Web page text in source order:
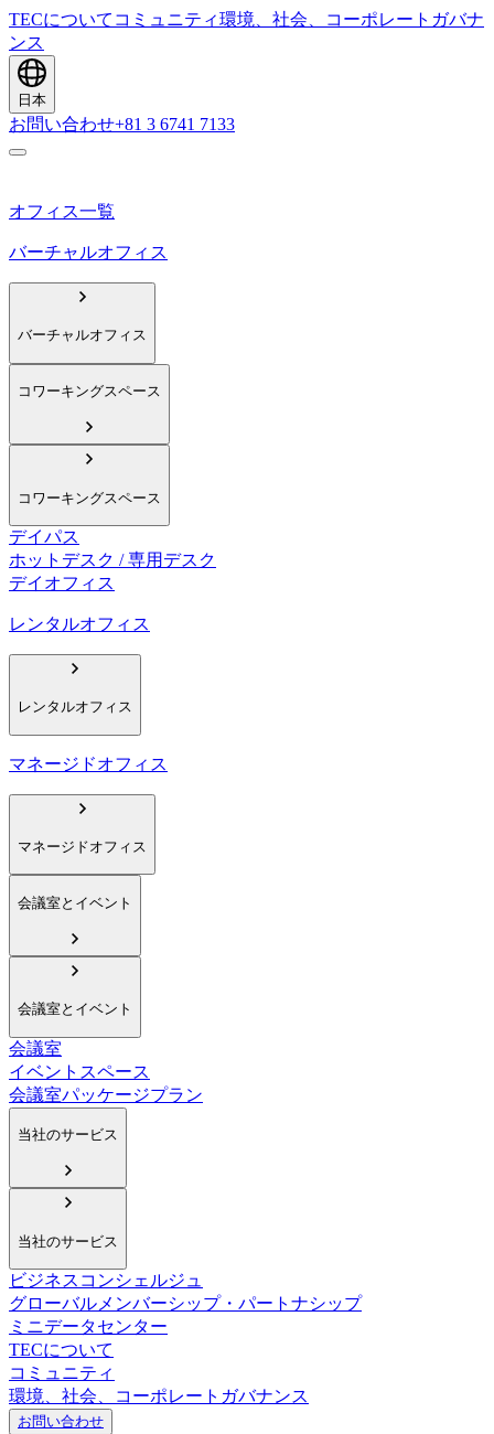
TECについて コミュニティ環境、社会、コーポレートガバナ
ンス
日本
お問い合わせ+81 3 6741 7133
オフィス一覧
バーチャルオフィス
バーチャルオフィス
コワーキングスペース
コワーキングスペース
デイパス
ホットデスク / 専用デスク
デイオフィス
レンタルオフィス
レンタルオフィス
マネージドオフィス
マネージドオフィス
会議室とイベント
会議室とイベント
会議室
イベントスペース
会議室パッケージプラン
当社のサービス
当社のサービス
ビジネスコンシェルジュ
グローバルメンバーシップ・パートナシップ
ミニデータセンター
TECについて
コミュニティ
環境、社会、コーポレートガバナンス
お問い合わせ